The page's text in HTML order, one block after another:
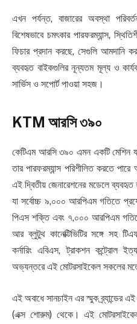
এখন পর্যন্ত, বাজারের অবস্থা
বিশেষভাবে চমৎকার পারফরম্যান্স,
ফিচার প্রদান করছে, সেগুলি আমদানি
ব্যবহৃত বাইকগুলির নূন্যতম মূল্য ও
সার্ভিস ও সপোর্ট পাওয়া সহজ।
KTM আরসি ৩৯০
কেটিএম আরসি ৩৯০ এমন একটি মেশিন
তার পারফরম্যান্স পরিশীলিত করতে
এই দ্বিতীয় জেনারেশনের মডেলে
যা সর্বোচ্চ ৯,০০০ আরপিএম গতিতে
পিএস শক্তি এবং ৭,০০০ আরপিএম
আর ব্লুটুথ কানেক্টিভিটির সঙ্গে সহ
কর্নারিং এবিএস, ট্রাকশন কন্ট্রোল
অভ্যন্তরে এই মোটরসাইকেল সকলের
এই অবাধে সানচাইন এর স্মুক ব্র্যান্ডের
(এক্স শোরুম) থেকে। এই